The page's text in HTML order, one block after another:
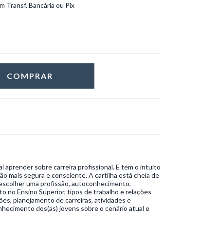
Transf. Bancária ou Pix
aprender sobre carreira profissional. E tem o intuito
mais segura e consciente. A cartilha está cheia de
uma profissão, autoconhecimento,
no Ensino Superior, tipos de trabalho e relações
planejamento de carreiras, atividades e
dos(as) jovens sobre o cenário atual e